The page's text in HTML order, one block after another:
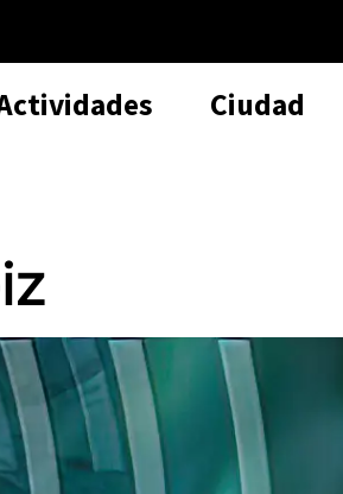
Ciudad